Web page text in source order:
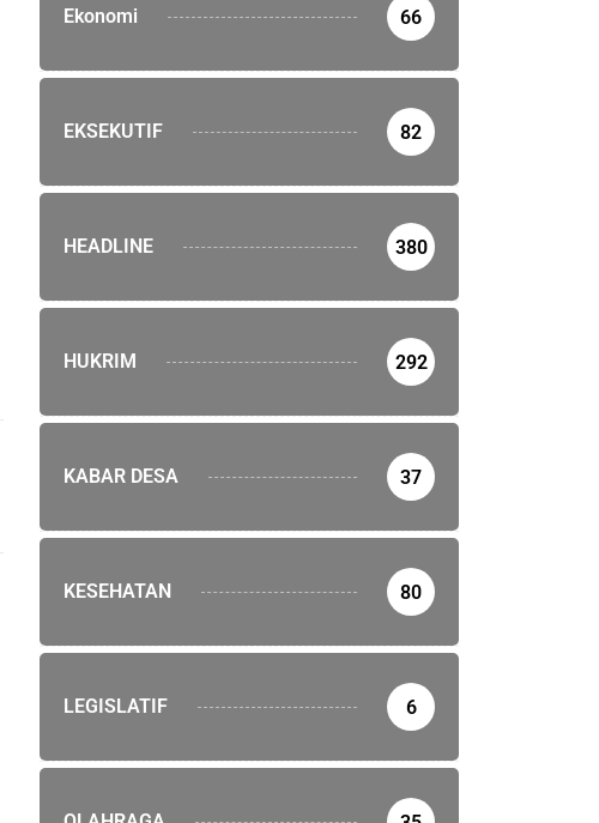
Ekonomi 66
EKSEKUTIF 82
HEADLINE 380
HUKRIM 292
KABAR DESA 37
KESEHATAN 80
LEGISLATIF 6